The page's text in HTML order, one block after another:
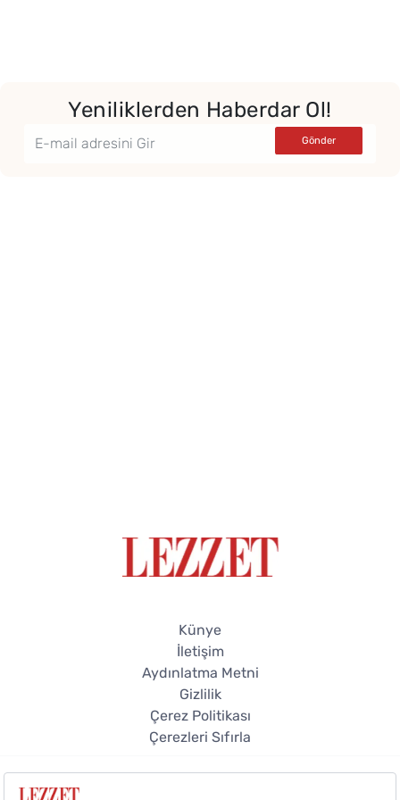
Yeniliklerden Haberdar Ol!
Künye
İletişim
Aydınlatma Metni
Gizlilik
Çerez Politikası
Çerezleri Sıfırla